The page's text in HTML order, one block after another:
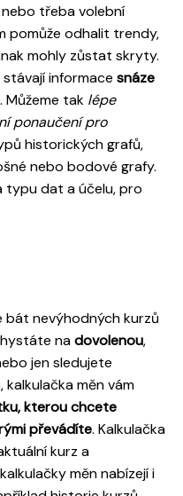
třeba volební
pomůže odhalit trendy,
mohly zůstat skryty.
informace snáze
. Můžeme tak lépe
ponaučení pro
historických grafů,
nebo bodové grafy.
typu dat a účelu, pro
bát nevýhodných kurzů
nadovolenou,
jen sledujete
měn vám
kterou chcete
převádíte. Kalkulačka
kurz a
měn nabízejí i